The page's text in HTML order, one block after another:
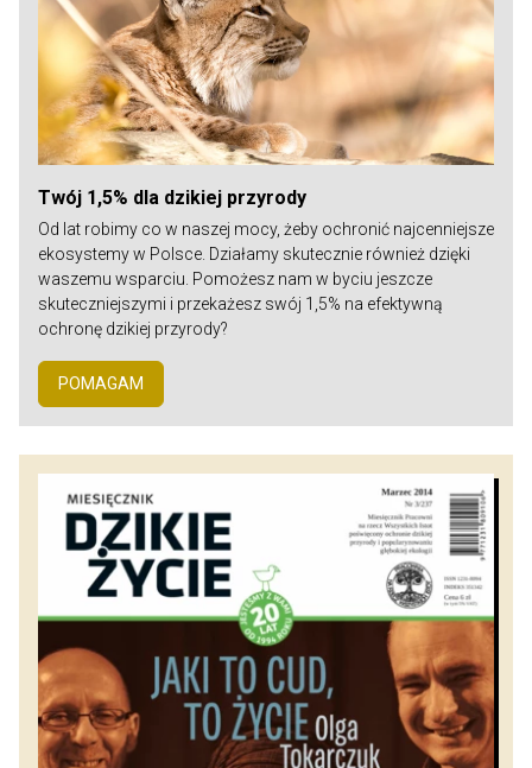
Twój 1,5% dla dzikiej przyrody
Od lat robimy co w naszej mocy, żeby ochronić najcenniejsze
ekosystemy w Polsce. Działamy skutecznie również dzięki
waszemu wsparciu. Pomożesz nam w byciu jeszcze
skuteczniejszymi i przekażesz swój 1,5% na efektywną
ochronę dzikiej przyrody?
POMAGAM